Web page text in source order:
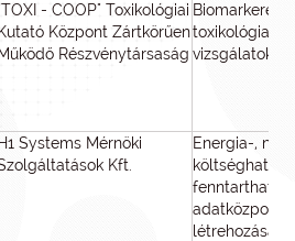
- COOP" Toxikológiai
Kutató Központ Zártkörűen
Működő Részvénytársaság
Biomarkerek
toxikológiai
H1 Systems Mérnöki
Kft.
Energia-,
fenntartható
létrehozását